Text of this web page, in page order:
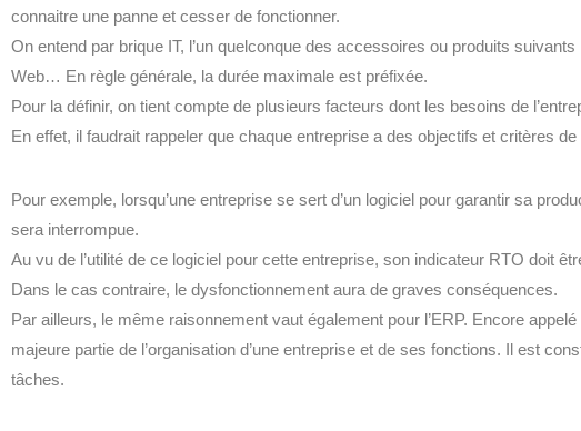
connaitre une panne et cesser de fonctionner.
On entend par brique IT, l’un quelconque des accessoires ou produits suivants
Web… En règle générale, la durée maximale est préfixée.
Pour la définir, on tient compte de plusieurs facteurs dont les besoins de
En effet, il faudrait rappeler que chaque entreprise a des objectifs et critères
Pour exemple, lorsqu’une entreprise se sert d’un logiciel pour garantir sa
sera interrompue.
Au vu de l’utilité de ce logiciel pour cette entreprise, son indicateur RTO doit
Dans le cas contraire, le dysfonctionnement aura de graves conséquences.
Par ailleurs, le même raisonnement vaut également pour l’ERP. Encore
majeure partie de l’organisation d’une entreprise et de ses fonctions. Il est
tâches.